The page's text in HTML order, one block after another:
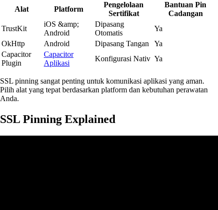
Alat Platform
Pengelolaan
Sertifikat
Bantuan Pin
Cadangan
TrustKit
iOS &amp;
Android
Dipasang
Otomatis
Ya
OkHttp
Android Dipasang Tangan
Ya
Capacitor
Plugin
Capacitor
Aplikasi
Konfigurasi Nativ Ya
SSL pinning sangat penting untuk komunikasi aplikasi yang aman.
Pilih alat yang tepat berdasarkan platform dan kebutuhan perawatan
Anda.
SSL Pinning Explained